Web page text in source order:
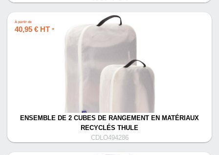
À partir de
40,95 € HT *
ENSEMBLE DE 2 CUBES DE RANGEMENT EN MATÉRIAUX
RECYCLÉS THULE
CDLO494286